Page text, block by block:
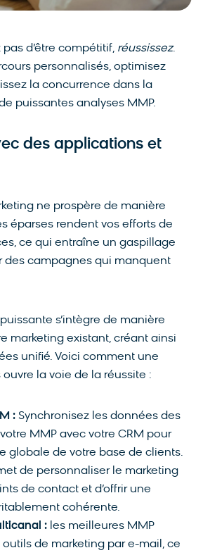
d’être compétitif, réussissez.
personnalisés, optimisez
la concurrence dans la
puissantes analyses MMP.
des applications et
ne prospère de manière
éparses rendent vos efforts de
ce qui entraîne un gaspillage
des campagnes qui manquent
s’intègre de manière
marketing existant, créant ainsi
unifié. Voici comment une
la voie de la réussite :
: Synchronisez les données des
MMP avec votre CRM pour
globale de votre base de clients.
de personnaliser le marketing
de contact et d’offrir une
cohérente.
: les meilleures MMP
outils de marketing par e-mail, ce